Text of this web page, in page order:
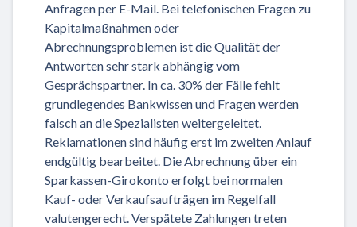
Anfragen per E-Mail. Bei telefonischen Fragen zu
Kapitalmaßnahmen oder
Abrechnungsproblemen ist die Qualität der
Antworten sehr stark abhängig vom
Gesprächspartner. In ca. 30% der Fälle fehlt
grundlegendes Bankwissen und Fragen werden
falsch an die Spezialisten weitergeleitet.
Reklamationen sind häufig erst im zweiten Anlauf
endgültig bearbeitet. Die Abrechnung über ein
Sparkassen-Girokonto erfolgt bei normalen
Kauf- oder Verkaufsaufträgen im Regelfall
valutengerecht. Verspätete Zahlungen treten